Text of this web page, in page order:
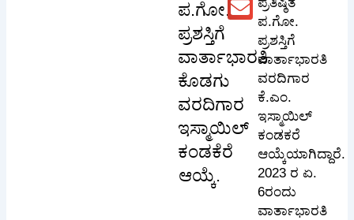
ಪ.ಗೋ.
ಪ್ರಶಸ್ತಿಗೆ
ವಾರ್ತಾಭಾರತಿ
ಕೊಡಗು
ವರದಿಗಾರ
ಇಸ್ಮಾಯಿಲ್
ಕಂಡಕೆರೆ
ಆಯ್ಕೆ.
ಪ.ಗೋ.
ಪ್ರಶಸ್ತಿಗೆ
ವಾರ್ತಾಭಾರತಿ
ವರದಿಗಾರ
ಕೆ.ಎಂ.
ಇಸ್ಮಾಯಿಲ್
ಕಂಡಕರೆ
ಆಯ್ಕೆಯಾಗಿದ್ದಾರೆ.
2023 ರ ಏ.
6ರಂದು
ವಾರ್ತಾಭಾರತಿ